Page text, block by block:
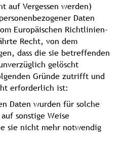
auf Vergessen werden)
Daten
Europäischen Richtlinien-
Recht, von dem
dass die sie betreffenden
gelöscht
Gründe zutrifft und
erforderlich ist:
Daten wurden für solche
sonstige Weise
sie nicht mehr notwendig